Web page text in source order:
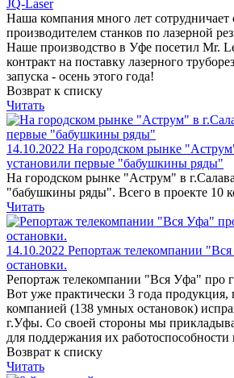
JQ-Laser
Наша компания много лет сотрудничает
производителем станков по лазерной
Наше производство в Уфе посетил Mr.
контракт на поставку лазерного
запуска - осень этого года!
Возврат к списку
Читать
14.10.2022 На городском рынке
установили первые "бабушкины ряды"
На городском рынке "Аструм" в
"бабушкины ряды". Всего в проекте 10
Читать
14.10.2022 Репортаж телекомпании
остановки.
Репортаж телекомпании "Вся Уфа" про
Вот уже практически 3 года продукция,
компанией (138 умных остановок)
г.Уфы. Со своей стороны мы
для поддержания их
Возврат к списку
Читать